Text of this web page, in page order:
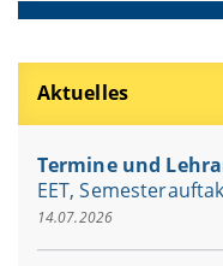
Aktuelles
Termine und
EET,
14.07.2026